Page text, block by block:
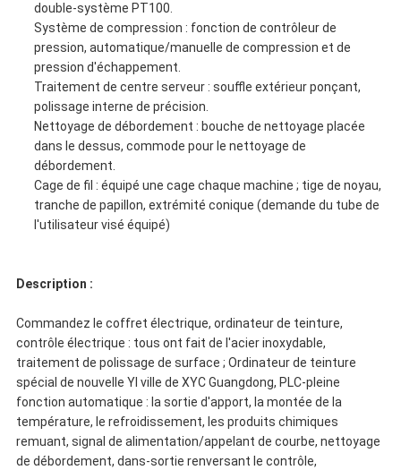
double-système PT100.
Système de compression : fonction de contrôleur de
pression, automatique/manuelle de compression et de
pression d'échappement.
Traitement de centre serveur : souffle extérieur ponçant,
polissage interne de précision.
Nettoyage de débordement : bouche de nettoyage placée
dans le dessus, commode pour le nettoyage de
débordement.
Cage de fil : équipé une cage chaque machine ; tige de noyau,
tranche de papillon, extrémité conique (demande du tube de
l'utilisateur visé équipé)
Description :
Commandez le coffret électrique, ordinateur de teinture,
contrôle électrique : tous ont fait de l'acier inoxydable,
traitement de polissage de surface ; Ordinateur de teinture
spécial de nouvelle YI ville de XYC Guangdong, PLC-pleine
fonction automatique : la sortie d'apport, la montée de la
température, le refroidissement, les produits chimiques
remuant, signal de alimentation/appelant de courbe, nettoyage
de débordement, dans-sortie renversant le contrôle,